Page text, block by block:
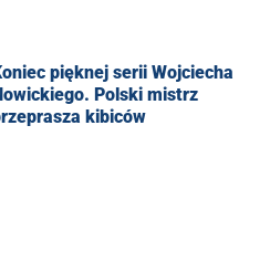
pięknej serii Wojciecha
Polski mistrz
kibiców